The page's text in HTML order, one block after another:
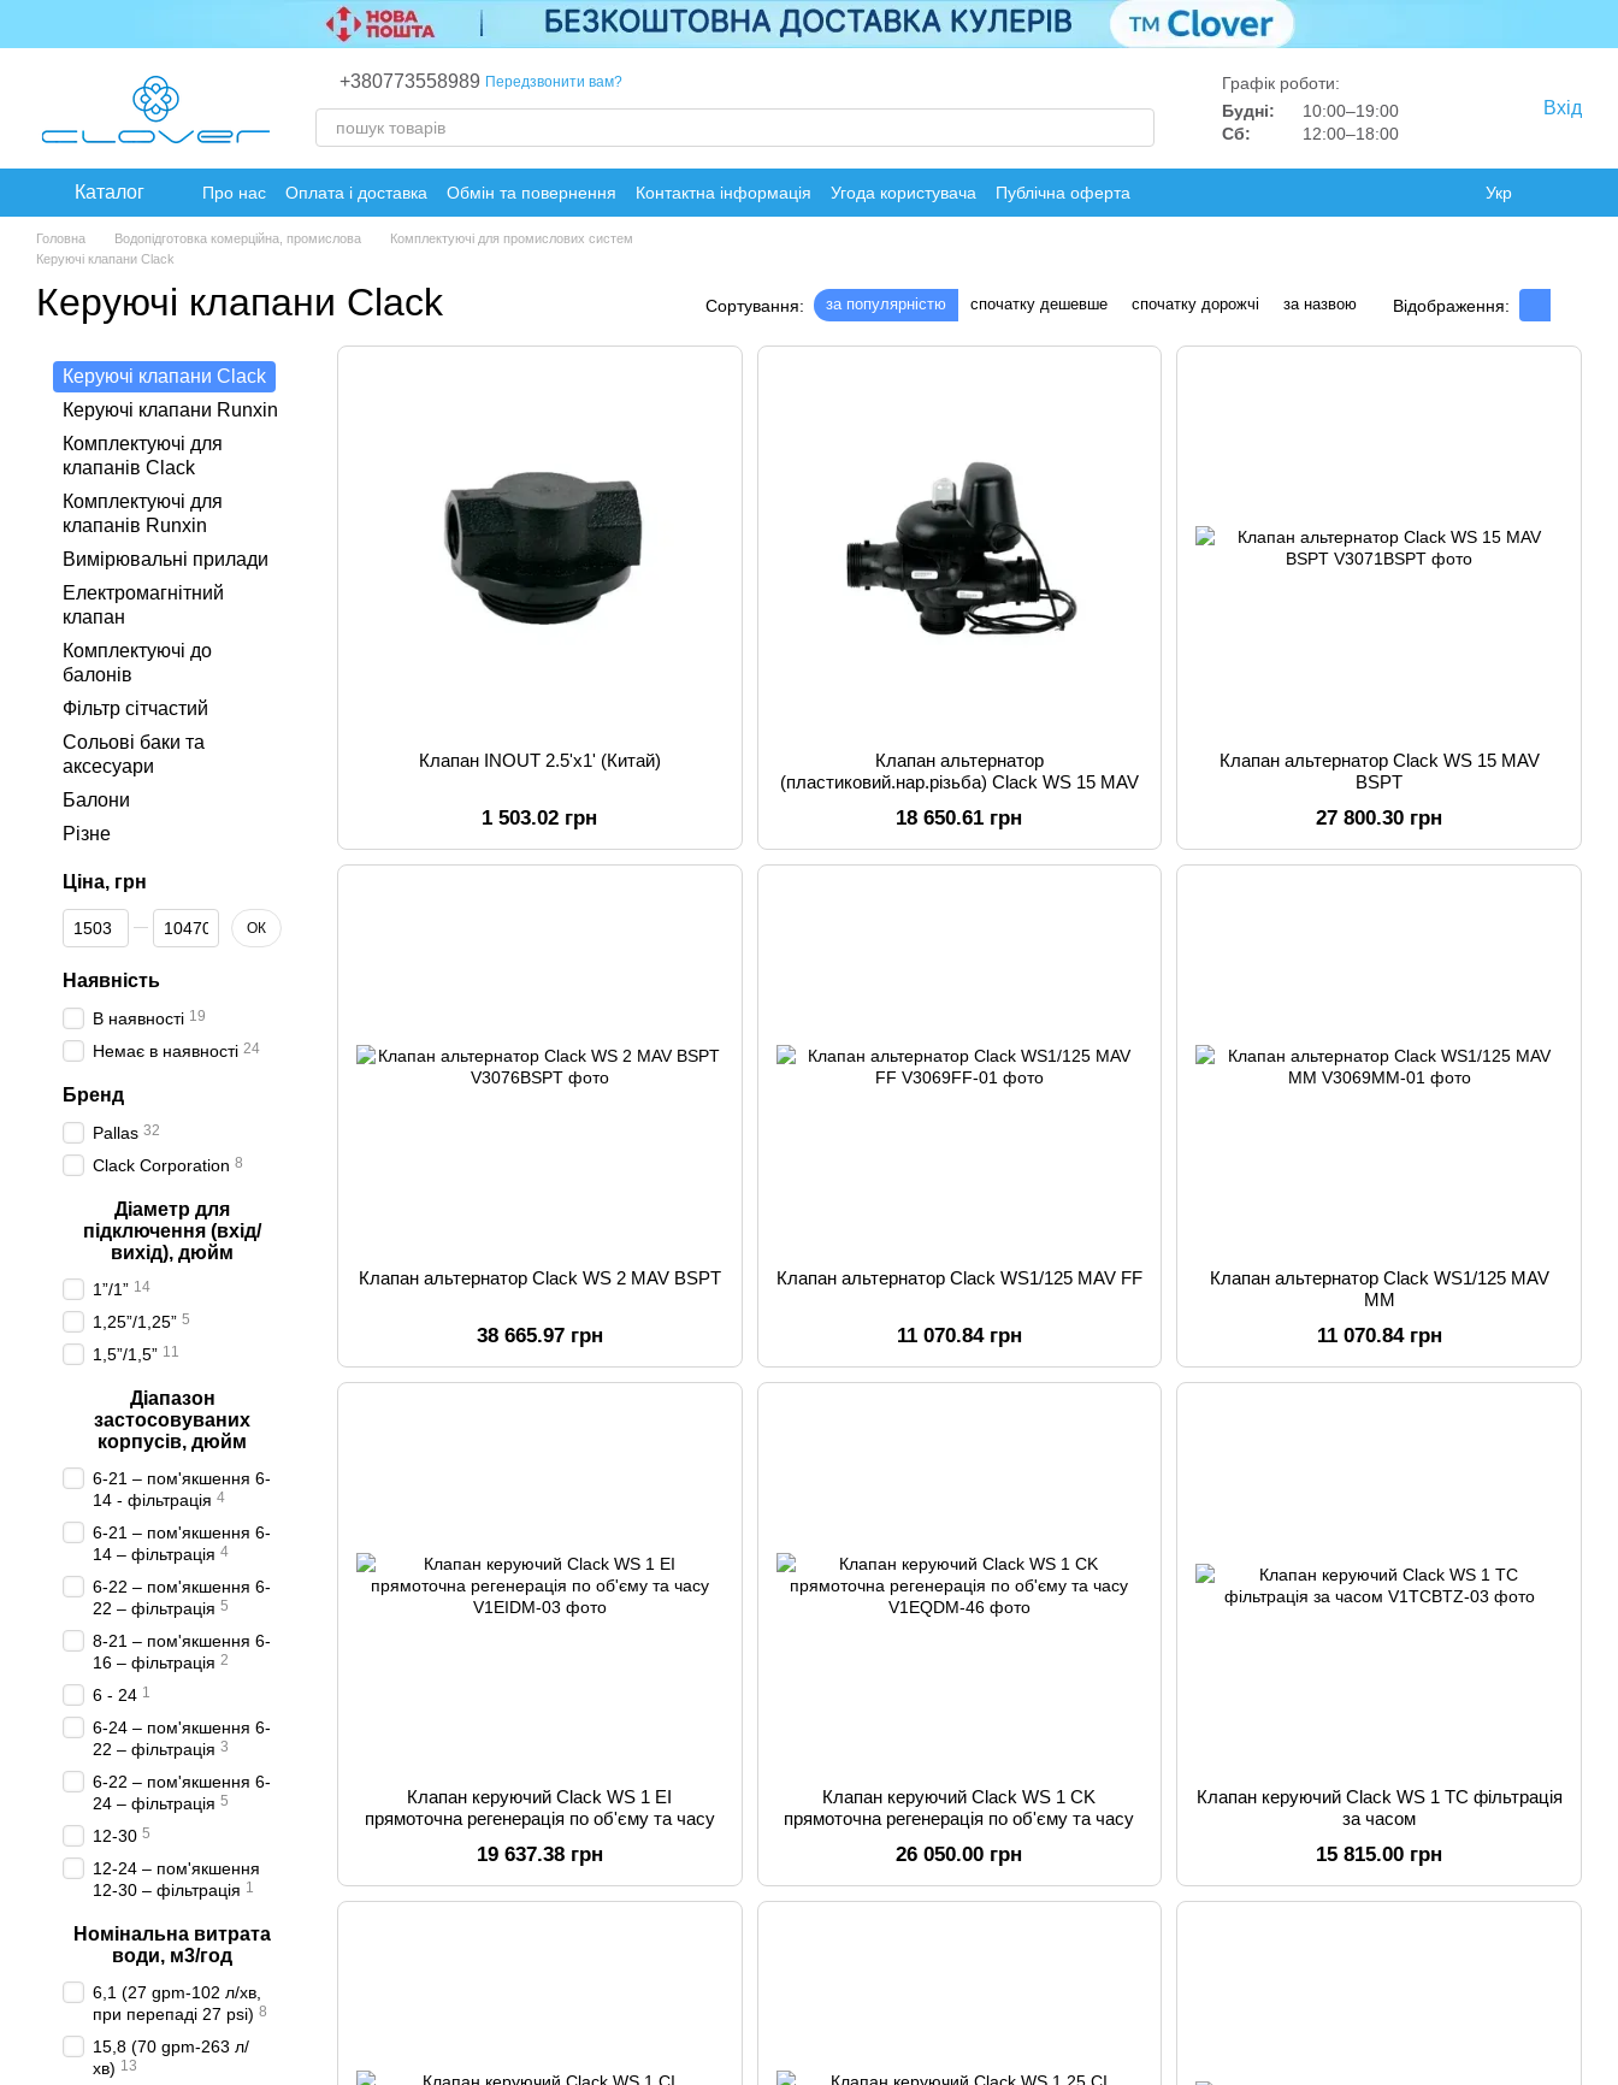
+380773558989 Передзвонити вам?
Графік роботи:
Будні:
10:00–19:00
Сб:
12:00–18:00
Вхід
Каталог Про нас Оплата і доставка Обмін та повернення Контактна інформація Угода користувача Публічна оферта Укр
Головна Водопідготовка комерційна, промислова
Комплектуючі для промислових систем
Керуючі клапани Clack
Керуючі клапани Clack Сортування: за популярністю спочатку дешевше спочатку дорожчі за назвою Відображення:
Клапан INOUT 2.5'x1' (Китай)
1 503.02 грн
Клапан альтернатор
(пластиковий.нар.різьба) Clack WS 15 MAV
18 650.61 грн
Клапан альтернатор Clack WS 15 MAV
BSPT
27 800.30 грн
Клапан альтернатор Clack WS 2 MAV BSPT
38 665.97 грн
Клапан альтернатор Clack WS1/125 MAV FF
11 070.84 грн
Клапан альтернатор Clack WS1/125 MAV
MM
11 070.84 грн
Клапан керуючий Clack WS 1 ЕI
прямоточна регенерація по об'єму та часу
19 637.38 грн
Клапан керуючий Clack WS 1 CK
прямоточна регенерація по об'єму та часу
26 050.00 грн
Клапан керуючий Clack WS 1 TC фільтрація
за часом
15 815.00 грн
Керуючі клапани Clack
Керуючі клапани Runxin
Комплектуючі для
клапанів Clack
Комплектуючі для
клапанів Runxin
Вимірювальні прилади
Електромагнітний
клапан
Комплектуючі до
балонів
Фільтр сітчастий
Сольові баки та
аксесуари
Балони
Різне
Ціна, грн
Від Ціна, грн
До Ціна, грн ОК
Наявність
В наявності 19
Немає в наявності 24
Бренд
Pallas 32
Clack Corporation 8
Діаметр для
підключення (вхід/
вихід), дюйм
1”/1” 14
1,25”/1,25” 5
1,5”/1,5” 11
Діапазон
застосовуваних
корпусів, дюйм
6-21 – пом'якшення 6-
14 - фільтрація 4
6-21 – пом'якшення 6-
14 – фільтрація 4
6-22 – пом'якшення 6-
22 – фільтрація 5
8-21 – пом'якшення 6-
16 – фільтрація 2
6 - 24 1
6-24 – пом'якшення 6-
22 – фільтрація 3
6-22 – пом'якшення 6-
24 – фільтрація 5
12-30 5
12-24 – пом'якшення
12-30 – фільтрація 1
Номінальна витрата
води, м3/год
6,1 (27 gpm-102 л/хв,
при перепаді 27 psi) 8
15,8 (70 gpm-263 л/
хв) 13